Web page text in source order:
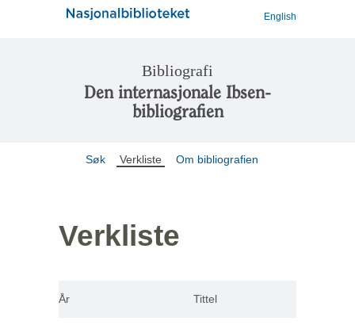
English
Bibliografi
Den internasjonale Ibsen-
bibliografien
Søk Verkliste Om bibliografien
Verkliste
År Tittel